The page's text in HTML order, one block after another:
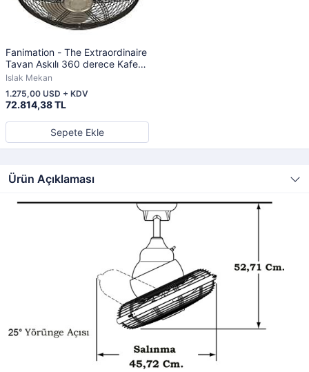
Fanimation - The Extraordinaire
Tavan Askılı 360 derece Kafesli
Mat Nikel Sarhoş Vantilatör
Islak Mekan
72.814,38 TL
1.275,00 USD + KDV
Sepete Ekle
Ürün Açıklaması